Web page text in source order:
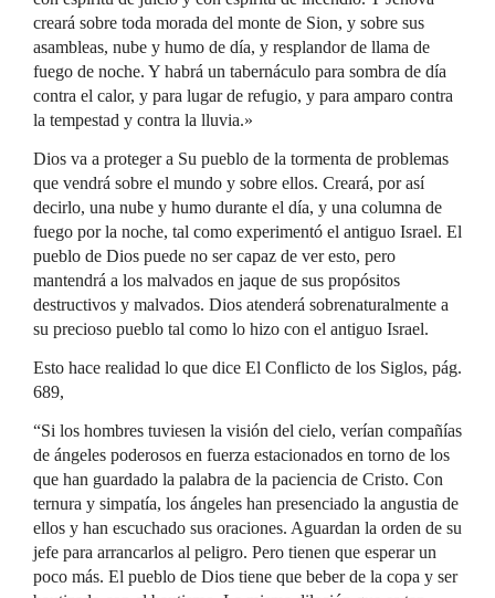
creará sobre toda morada del monte de Sion, y sobre sus
asambleas, nube y humo de día, y resplandor de llama de
fuego de noche. Y habrá un tabernáculo para sombra de día
contra el calor, y para lugar de refugio, y para amparo contra
la tempestad y contra la lluvia.»
Dios va a proteger a Su pueblo de la tormenta de problemas
que vendrá sobre el mundo y sobre ellos. Creará, por así
decirlo, una nube y humo durante el día, y una columna de
fuego por la noche, tal como experimentó el antiguo Israel. El
pueblo de Dios puede no ser capaz de ver esto, pero
mantendrá a los malvados en jaque de sus propósitos
destructivos y malvados. Dios atenderá sobrenaturalmente a
su precioso pueblo tal como lo hizo con el antiguo Israel.
Esto hace realidad lo que dice El Conflicto de los Siglos, pág.
689,
“Si los hombres tuviesen la visión del cielo, verían compañías
de ángeles poderosos en fuerza estacionados en torno de los
que han guardado la palabra de la paciencia de Cristo. Con
ternura y simpatía, los ángeles han presenciado la angustia de
ellos y han escuchado sus oraciones. Aguardan la orden de su
jefe para arrancarlos al peligro. Pero tienen que esperar un
poco más. El pueblo de Dios tiene que beber de la copa y ser